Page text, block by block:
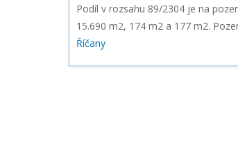
Podíl v rozsahu 89/2304 je na
15.690 m2, 174 m2 a 177 m2.
Říčany